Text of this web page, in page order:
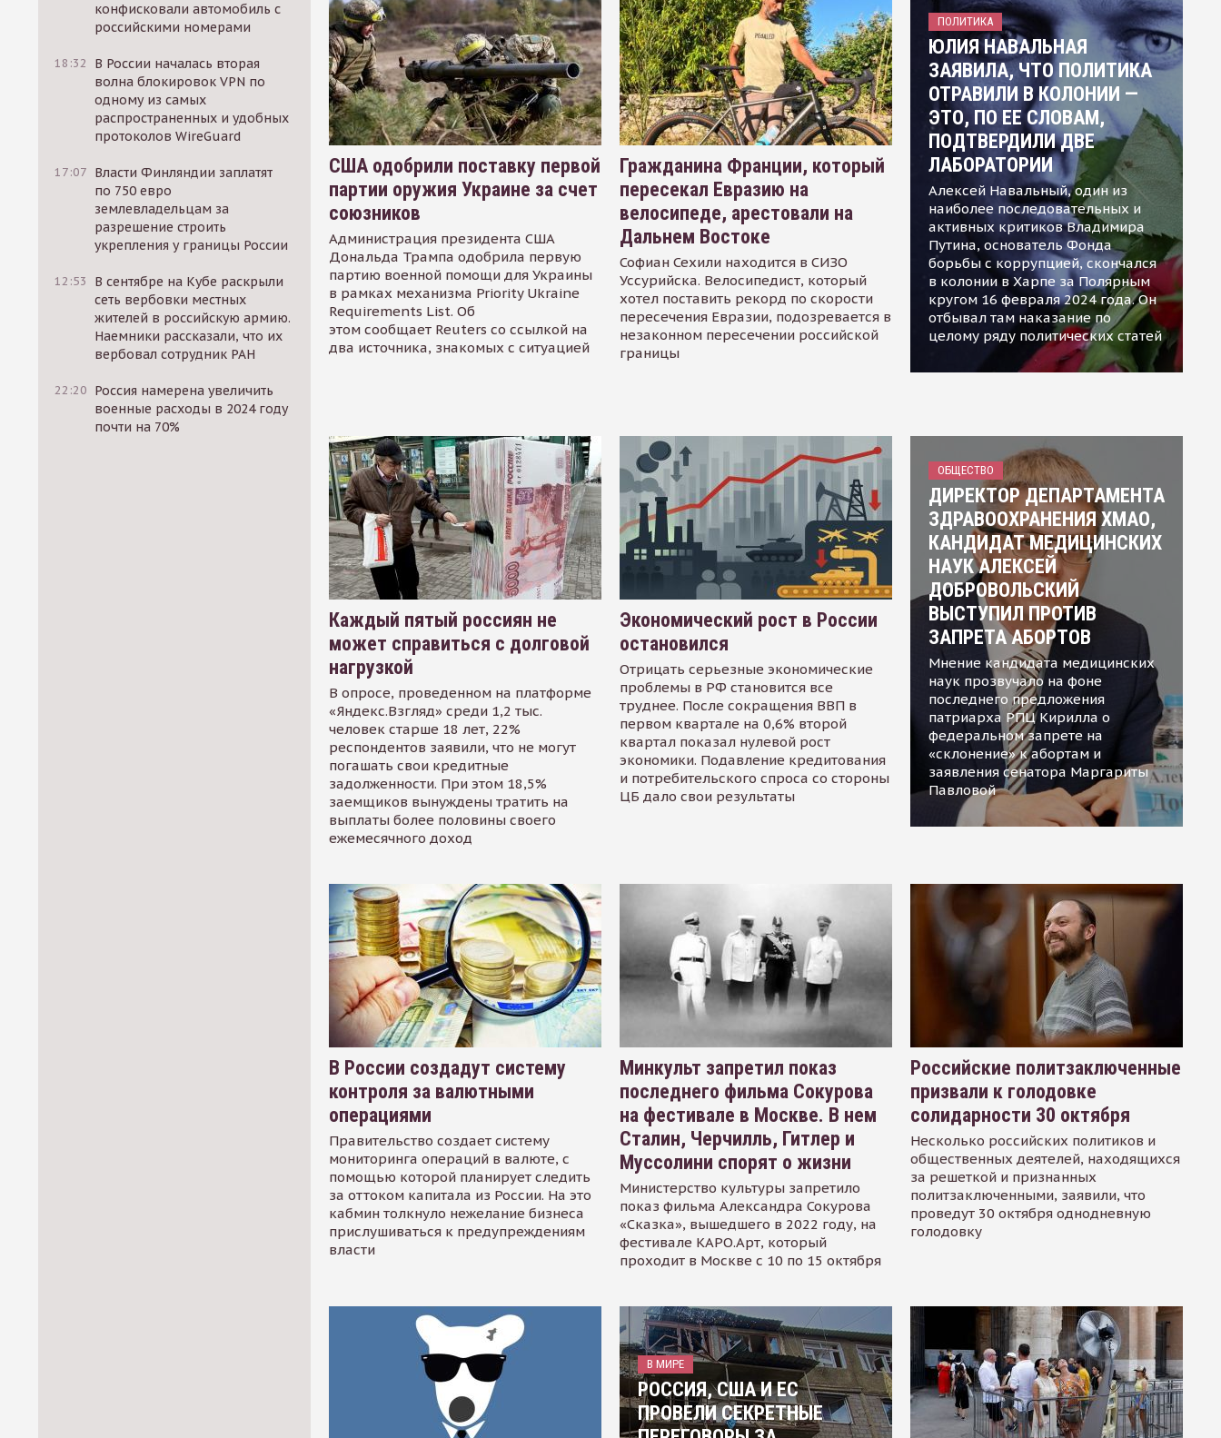
конфисковали автомобиль с
российскими номерами
18:32
В России началась вторая
волна блокировок VPN по
одному из самых
распространенных и удобных
протоколов WireGuard
17:07 Власти Финляндии заплатят
по 750 евро
землевладельцам за
разрешение строить
укрепления у границы России
12:53
В сентябре на Кубе раскрыли
сеть вербовки местных
жителей в российскую армию.
Наемники рассказали, что их
вербовал сотрудник РАН
22:20 Россия намерена увеличить
военные расходы в 2024 году
почти на 70%
США одобрили поставку первой
партии оружия Украине за счет
союзников
Администрация президента США
Дональда Трампа одобрила первую
партию военной помощи для Украины
в рамках механизма Priority Ukraine
Requirements List. Об
этом сообщает Reuters со ссылкой на
два источника, знакомых с ситуацией
Гражданина Франции, который
пересекал Евразию на
велосипеде, арестовали на
Дальнем Востоке
Софиан Сехили находится в СИЗО
Уссурийска. Велосипедист, который
хотел поставить рекорд по скорости
пересечения Евразии, подозревается в
незаконном пересечении российской
границы
ПОЛИТИКА
ЮЛИЯ НАВАЛЬНАЯ
ЗАЯВИЛА, ЧТО ПОЛИТИКА
ОТРАВИЛИ В КОЛОНИИ —
ЭТО, ПО ЕЕ СЛОВАМ,
ПОДТВЕРДИЛИ ДВЕ
ЛАБОРАТОРИИ
Алексей Навальный, один из
наиболее последовательных и
активных критиков Владимира
Путина, основатель Фонда
борьбы с коррупцией, скончался
в колонии в Харпе за Полярным
кругом 16 февраля 2024 года. Он
отбывал там наказание по
целому ряду политических статей
Каждый пятый россиян не
может справиться с долговой
нагрузкой
В опросе, проведенном на платформе
«Яндекс.Взгляд» среди 1,2 тыс.
человек старше 18 лет, 22%
респондентов заявили, что не могут
погашать свои кредитные
задолженности. При этом 18,5%
заемщиков вынуждены тратить на
выплаты более половины своего
ежемесячного доход
Экономический рост в России
остановился
Отрицать серьезные экономические
проблемы в РФ становится все
труднее. После сокращения ВВП в
первом квартале на 0,6% второй
квартал показал нулевой рост
экономики. Подавление кредитования
и потребительского спроса со стороны
ЦБ дало свои результаты
ОБЩЕСТВО
ДИРЕКТОР ДЕПАРТАМЕНТА
ЗДРАВООХРАНЕНИЯ ХМАО,
КАНДИДАТ МЕДИЦИНСКИХ
НАУК АЛЕКСЕЙ
ДОБРОВОЛЬСКИЙ
ВЫСТУПИЛ ПРОТИВ
ЗАПРЕТА АБОРТОВ
Мнение кандидата медицинских
наук прозвучало на фоне
последнего предложения
патриарха РПЦ Кирилла о
федеральном запрете на
«склонение» к абортам и
заявления сенатора Маргариты
Павловой
В России создадут систему
контроля за валютными
операциями
Правительство создает систему
мониторинга операций в валюте, с
помощью которой планирует следить
за оттоком капитала из России. На это
кабмин толкнуло нежелание бизнеса
прислушиваться к предупреждениям
власти
Минкульт запретил показ
последнего фильма Сокурова
на фестивале в Москве. В нем
Сталин, Черчилль, Гитлер и
Муссолини спорят о жизни
Министерство культуры запретило
показ фильма Александра Сокурова
«Сказка», вышедшего в 2022 году, на
фестивале КАРО.Арт, который
проходит в Москве с 10 по 15 октября
Российские политзаключенные
призвали к голодовке
солидарности 30 октября
Несколько российских политиков и
общественных деятелей, находящихся
за решеткой и признанных
политзаключенными, заявили, что
проведут 30 октября однодневную
голодовку
В МИРЕ
РОССИЯ, США И ЕС
ПРОВЕЛИ СЕКРЕТНЫЕ